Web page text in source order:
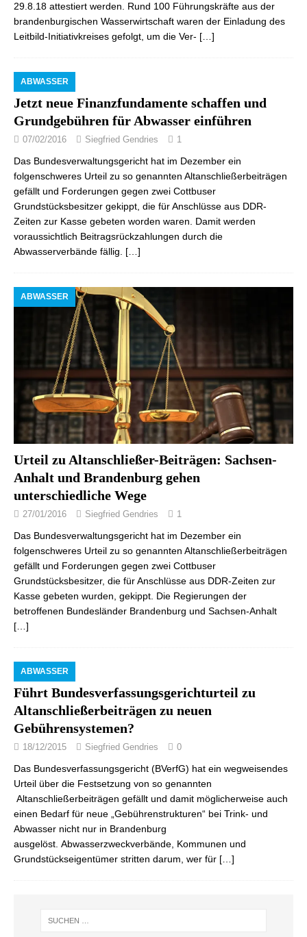
29.8.18 attestiert werden. Rund 100 Führungskräfte aus der
brandenburgischen Wasserwirtschaft waren der Einladung des
Leitbild-Initiativkreises gefolgt, um die Ver- […]
ABWASSER
Jetzt neue Finanzfundamente schaffen und
Grundgebühren für Abwasser einführen
07/02/2016 Siegfried Gendries 1
Das Bundesverwaltungsgericht hat im Dezember ein
folgenschweres Urteil zu so genannten Altanschließerbeiträgen
gefällt und Forderungen gegen zwei Cottbuser
Grundstücksbesitzer gekippt, die für Anschlüsse aus DDR-
Zeiten zur Kasse gebeten worden waren. Damit werden
voraussichtlich Beitragsrückzahlungen durch die
Abwasserverbände fällig. […]
ABWASSER
Urteil zu Altanschließer-Beiträgen: Sachsen-
Anhalt und Brandenburg gehen
unterschiedliche Wege
27/01/2016 Siegfried Gendries 1
Das Bundesverwaltungsgericht hat im Dezember ein
folgenschweres Urteil zu so genannten Altanschließerbeiträgen
gefällt und Forderungen gegen zwei Cottbuser
Grundstücksbesitzer, die für Anschlüsse aus DDR-Zeiten zur
Kasse gebeten wurden, gekippt. Die Regierungen der
betroffenen Bundesländer Brandenburg und Sachsen-Anhalt
[…]
ABWASSER
Führt Bundesverfassungsgerichturteil zu
Altanschließerbeiträgen zu neuen
Gebührensystemen?
18/12/2015 Siegfried Gendries 0
Das Bundesverfassungsgericht (BVerfG) hat ein wegweisendes
Urteil über die Festsetzung von so genannten
Altanschließerbeiträgen gefällt und damit möglicherweise auch
einen Bedarf für neue „Gebührenstrukturen“ bei Trink- und
Abwasser nicht nur in Brandenburg
ausgelöst. Abwasserzweckverbände, Kommunen und
Grundstückseigentümer stritten darum, wer für […]